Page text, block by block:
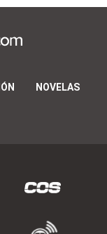
NOVELAS